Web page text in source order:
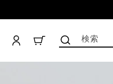
ロ
イ
ン
CART 検索